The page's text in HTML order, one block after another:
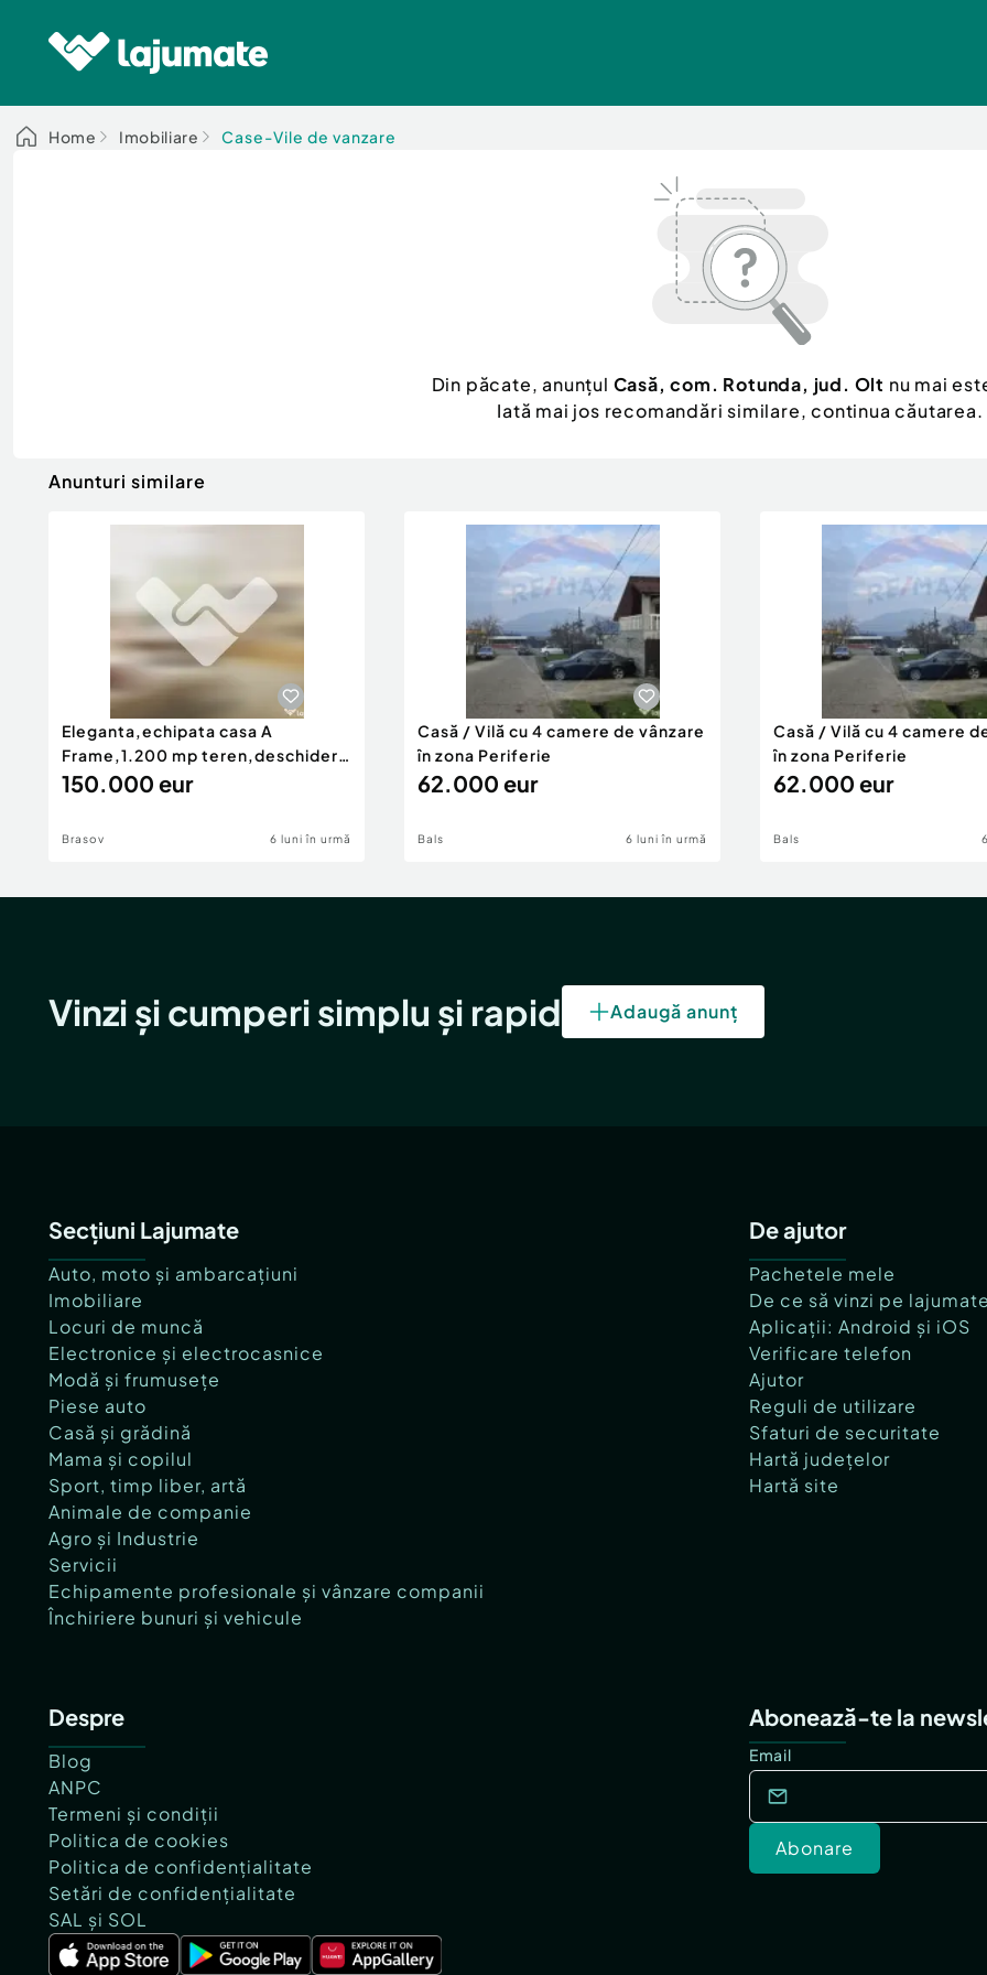
Home Imobiliare Case-Vile de vanzare
Din păcate, anunțul Casă, com. Rotunda, jud. Olt nu mai
Iată mai jos recomandări similare, continua căutarea.
Anunturi similare
Eleganta,echipata casa A
Frame,1.200 mp teren,deschidere
Pia
150.000 eur
Brasov 6 luni în urmă
Casă / Vilă cu 4 camere de vânzare
în zona Periferie
62.000 eur
Bals 6 luni în urmă
Casă / Vilă cu 4 camere
în zona Periferie
62.000 eur
Bals
Vinzi și cumperi simplu și rapid Adaugă anunț
Secțiuni Lajumate
Auto, moto și ambarcațiuni
Imobiliare
Locuri de muncă
Electronice și electrocasnice
Modă și frumusețe
Piese auto
Casă și grădină
Mama și copilul
Sport, timp liber, artă
Animale de companie
Agro și Industrie
Servicii
Echipamente profesionale și vânzare companii
Închiriere bunuri și vehicule
De ajutor
Pachetele mele
De ce să vinzi pe
Aplicații: Android și iOS
Verificare telefon
Ajutor
Reguli de utilizare
Sfaturi de securitate
Hartă județelor
Hartă site
Despre
Blog
ANPC
Termeni și condiții
Politica de cookies
Politica de confidențialitate
Setări de confidențialitate
SAL și SOL
Abonează-te la
Email
Abonare